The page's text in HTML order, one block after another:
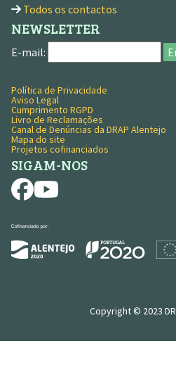
Todos os contactos
NEWSLETTER
E-mail:
MENU RODAPÉ
Política de Privacidade
Aviso Legal
Cumprimento RGPD
Livro de Reclamações
Canal de Denúncias da DRAP Alentejo
Mapa do site
Projetos cofinanciados
SIGAM-NOS
Copyright © 2023